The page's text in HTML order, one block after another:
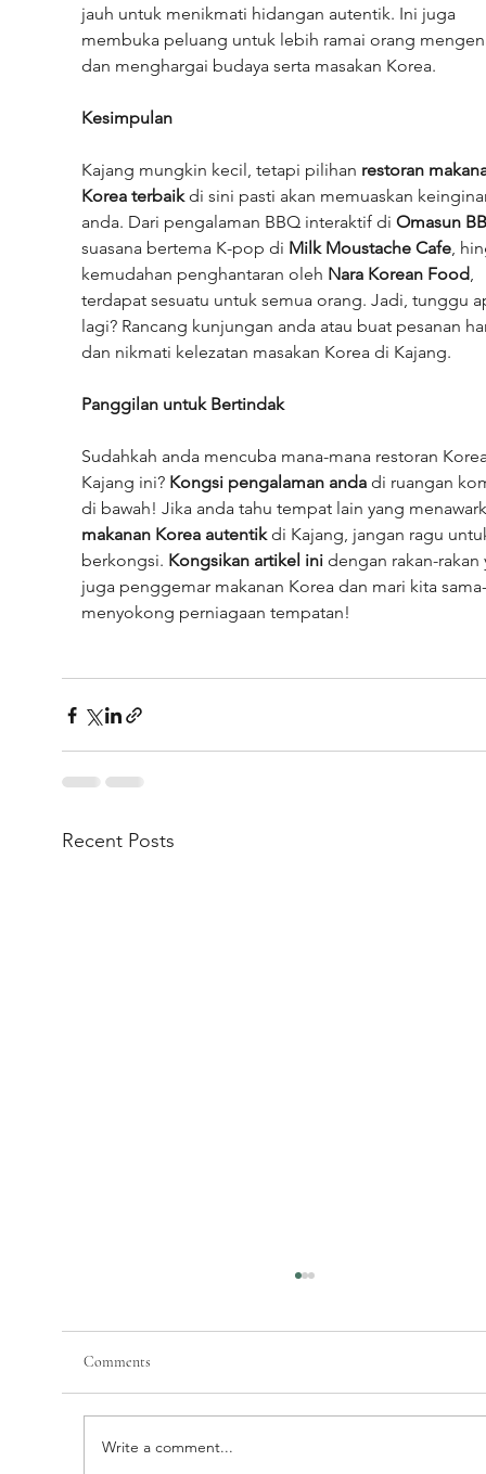
jauh untuk menikmati hidangan autentik. Ini juga
membuka peluang untuk lebih ramai orang
dan menghargai budaya serta masakan Korea.
Kesimpulan
Kajang mungkin kecil, tetapi pilihan restoran
Korea terbaik di sini pasti akan memuaskan
anda. Dari pengalaman BBQ interaktif di Omasun
suasana bertema K-pop di Milk Moustache Cafe,
kemudahan penghantaran oleh Nara Korean Food,
terdapat sesuatu untuk semua orang. Jadi, tunggu
lagi? Rancang kunjungan anda atau buat pesanan
dan nikmati kelezatan masakan Korea di Kajang.
Panggilan untuk Bertindak
Sudahkah anda mencuba mana-mana restoran
Kajang ini? Kongsi pengalaman anda di ruangan
di bawah! Jika anda tahu tempat lain yang
makanan Korea autentik di Kajang, jangan ragu
berkongsi. Kongsikan artikel ini dengan rakan-rakan
juga penggemar makanan Korea dan mari kita
menyokong perniagaan tempatan!
Recent Posts
Comments
Write a comment...